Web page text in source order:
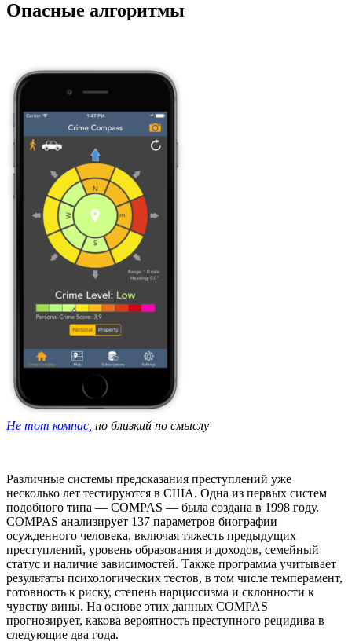
Опасные алгоритмы
Не тот компас , но близкий по смыслу
Различные системы предсказания преступлений уже
несколько лет тестируются в США. Одна из первых систем
подобного типа — COMPAS — была создана в 1998 году.
COMPAS анализирует 137 параметров биографии
осужденного человека, включая тяжесть предыдущих
преступлений, уровень образования и доходов, семейный
статус и наличие зависимостей. Также программа учитывает
результаты психологических тестов, в том числе темперамент,
готовность к риску, степень нарциссизма и склонности к
чувству вины. На основе этих данных COMPAS
прогнозирует, какова вероятность преступного рецидива в
следующие два года.